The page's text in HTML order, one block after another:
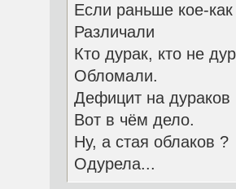
Если раньше кое-как
Различали
Кто дурак, кто не
Обломали.
Дефицит на дураков
Вот в чём дело.
Ну, а стая облаков ?
Одурела...